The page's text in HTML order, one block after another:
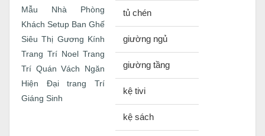
Mẫu Nhà
Phòng
Khách Setup Ban Ghế
Siêu Thị Gương Kính
Trang Trí Noel Trang
Trí Quán Vách Ngăn
Hiện Đại
trang Trí
Giáng Sinh
tủ chén
giường ngủ
giường tầng
kệ tivi
kệ sách